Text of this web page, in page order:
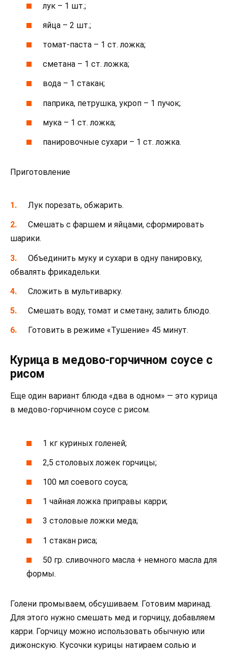
лук – 1 шт.;
яйца – 2 шт.;
томат-паста – 1 ст. ложка;
сметана – 1 ст. ложка;
вода – 1 стакан;
паприка, петрушка, укроп – 1 пучок;
мука – 1 ст. ложка;
панировочные сухари – 1 ст. ложка.
Приготовление
Лук порезать, обжарить.
Смешать с фаршем и яйцами, сформировать
шарики.
Объединить муку и сухари в одну панировку,
обвалять фрикадельки.
Сложить в мультиварку.
Смешать воду, томат и сметану, залить блюдо.
Готовить в режиме «Тушение» 45 минут.
Курица в медово-горчичном соусе с
рисом
Еще один вариант блюда «два в одном» — это курица
в медово-горчичном соусе с рисом.
1 кг куриных голеней;
2,5 столовых ложек горчицы;
100 мл соевого соуса;
1 чайная ложка приправы карри;
3 столовые ложки меда;
1 стакан риса;
50 гр. сливочного масла + немного масла для
формы.
Голени промываем, обсушиваем. Готовим маринад.
Для этого нужно смешать мед и горчицу, добавляем
карри. Горчицу можно использовать обычную или
дижонскую. Кусочки курицы натираем солью и